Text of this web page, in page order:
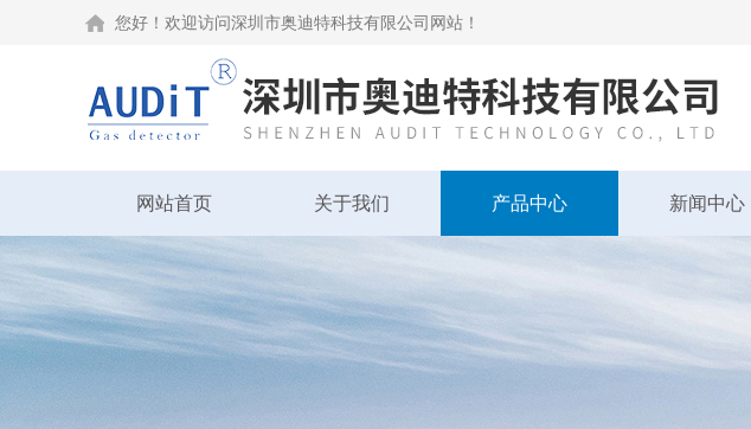
您好！欢迎访问深圳市奥迪特科技有限公司网站！
网站首页 关于我们 产品中心 新闻中心